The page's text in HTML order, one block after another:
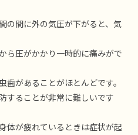
の間に外の気圧が下がると、気
ら圧がかかり一時的に痛みがで
歯があることがほとんどです。
することが非常に難しいです
体が疲れているときは症状が起